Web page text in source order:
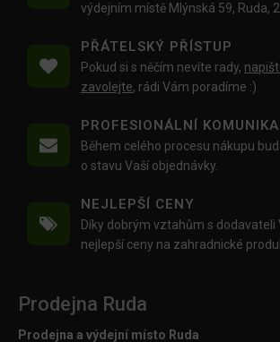
výdejním místě Mlýnská 59, Ruda,
PŘÁTELSKÝ PŘÍSTUP
Pokud si s něčím nevíte rady,
zavolejte, rádi Vám poradíme :)
PROFESIONÁLNÍ
Během celého procesu nákupu
o stavu Vaší objednávky.
NEJLEPŠÍ CENY
Díky dobrým vztahům s dodavateli
nejlepší ceny na zahradnické
Prodejna Ruda
Prodejna a výdejní místo Ruda